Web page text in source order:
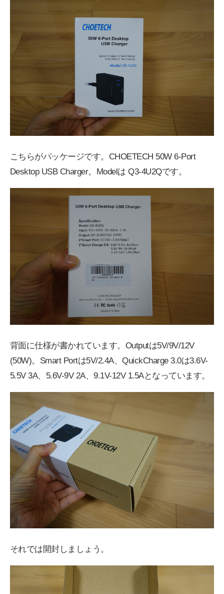
こちらがパッケージです。CHOETECH 50W 6-Port
Desktop USB Charger。Modelは Q3-4U2Qです。
背面に仕様が書かれています。Outputは5V/9V/12V
(50W)。Smart Portは5V/2.4A、QuickCharge 3.0は3.6V-
5.5V 3A、5.6V-9V 2A、9.1V-12V 1.5Aとなっています。
それでは開封しましょう。